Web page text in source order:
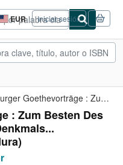
EUR
Preferencias
de
compra
del
Iniciar sesión
Straßburger Goethevorträge : Zum Besten Des Für Straßburg ...
: Zum Besten Des